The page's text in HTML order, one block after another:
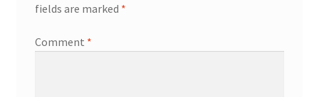
fields are marked *
Comment *